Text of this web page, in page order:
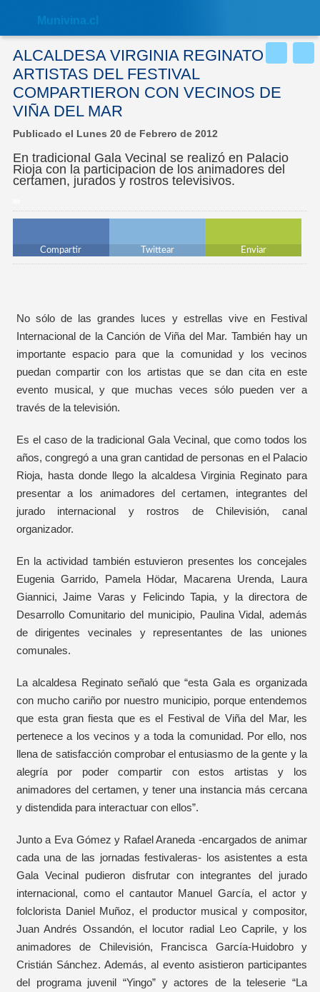
web
incluye
sistema
accesibilidad.
Munivina.cl
ALCALDESA VIRGINIA REGINATO Y
ARTISTAS DEL FESTIVAL
COMPARTIERON CON VECINOS DE
VIÑA DEL MAR
Publicado el Lunes 20 de Febrero de 2012
En tradicional Gala Vecinal se realizó en Palacio
Rioja con la participacion de los animadores del
certamen, jurados y rostros televisivos.
Compartir Twittear Enviar
No sólo de las grandes luces y estrellas vive en Festival
Internacional de la Canción de Viña del Mar. También hay un
importante espacio para que la comunidad y los vecinos
puedan compartir con los artistas que se dan cita en este
evento musical, y que muchas veces sólo pueden ver a
través de la televisión.
Es el caso de la tradicional Gala Vecinal, que como todos los
años, congregó a una gran cantidad de personas en el Palacio
Rioja, hasta donde llego la alcaldesa Virginia Reginato para
presentar a los animadores del certamen, integrantes del
jurado internacional y rostros de Chilevisión, canal
organizador.
En la actividad también estuvieron presentes los concejales
Eugenia Garrido, Pamela Hödar, Macarena Urenda, Laura
Giannici, Jaime Varas y Felicindo Tapia, y la directora de
Desarrollo Comunitario del municipio, Paulina Vidal, además
de dirigentes vecinales y representantes de las uniones
comunales.
La alcaldesa Reginato señaló que “esta Gala es organizada
con mucho cariño por nuestro municipio, porque entendemos
que esta gran fiesta que es el Festival de Viña del Mar, les
pertenece a los vecinos y a toda la comunidad. Por ello, nos
llena de satisfacción comprobar el entusiasmo de la gente y la
alegría por poder compartir con estos artistas y los
animadores del certamen, y tener una instancia más cercana
y distendida para interactuar con ellos”.
Junto a Eva Gómez y Rafael Araneda -encargados de animar
cada una de las jornadas festivaleras- los asistentes a esta
Gala Vecinal pudieron disfrutar con integrantes del jurado
internacional, como el cantautor Manuel García, el actor y
folclorista Daniel Muñoz, el productor musical y compositor,
Juan Andrés Ossandón, el locutor radial Leo Caprile, y los
animadores de Chilevisión, Francisca García-Huidobro y
Cristián Sánchez. Además, al evento asistieron participantes
del programa juvenil “Yingo” y actores de la teleserie “La